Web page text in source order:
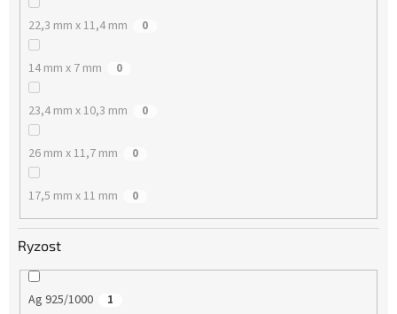
22,3 mm x 11,4 mm 0
14 mm x 7 mm 0
23,4 mm x 10,3 mm 0
26 mm x 11,7 mm 0
17,5 mm x 11 mm 0
Ryzost
Ag 925/1000 1